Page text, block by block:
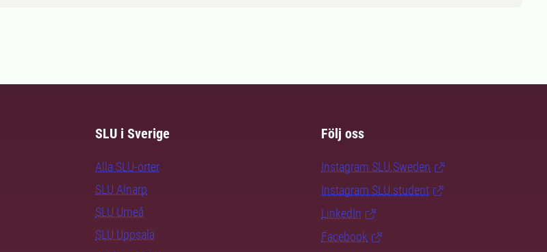
SLU i Sverige
Alla SLU-orter
SLU Alnarp
SLU Umeå
SLU Uppsala
Följ oss
Instagram SLU.Sweden
Instagram SLU.student
LinkedIn
Facebook